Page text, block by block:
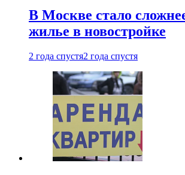
В Москве стало
жилье в новостройке
2 года спустя2 года спустя